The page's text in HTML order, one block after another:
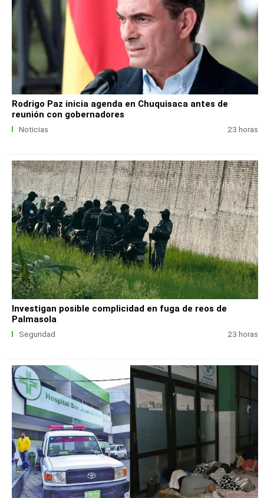
Rodrigo Paz inicia agenda en Chuquisaca antes de
reunión con gobernadores
Noticias 23 horas
Investigan posible complicidad en fuga de reos de
Palmasola
Seguridad 23 horas